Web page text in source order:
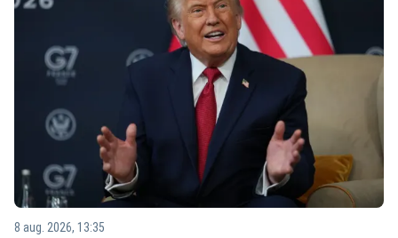
8 aug. 2026, 13:35